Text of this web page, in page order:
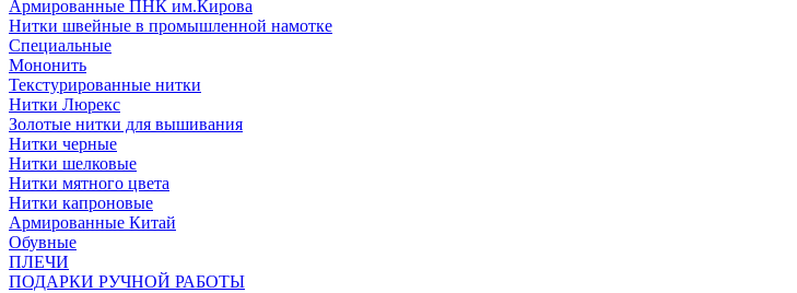
Армированные ПНК им.Кирова
Нитки швейные в промышленной намотке
Специальные
Мононить
Текстурированные нитки
Нитки Люрекс
Золотые нитки для вышивания
Нитки черные
Нитки шелковые
Нитки мятного цвета
Нитки капроновые
Армированные Китай
Обувные
ПЛЕЧИ
ПОДАРКИ РУЧНОЙ РАБОТЫ